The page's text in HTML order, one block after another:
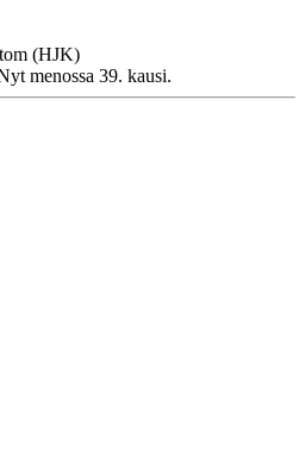
(HJK)
menossa 39. kausi.